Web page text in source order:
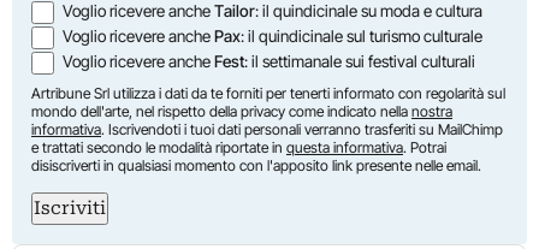
Voglio ricevere ancheTailor: il quindicinale su moda e cultura
Voglio ricevere anchePax: il quindicinale sul turismo culturale
Voglio ricevere ancheFest: il settimanale sui festival culturali
Artribune Srl utilizza i dati da te forniti per tenerti informato con regolarità sul
mondo dell'arte, nel rispetto della privacy come indicato nella nostra
informativa. Iscrivendoti i tuoi dati personali verranno trasferiti su MailChimp
e trattati secondo le modalità riportate in questa informativa. Potrai
disiscriverti in qualsiasi momento con l'apposito link presente nelle email.
Iscriviti